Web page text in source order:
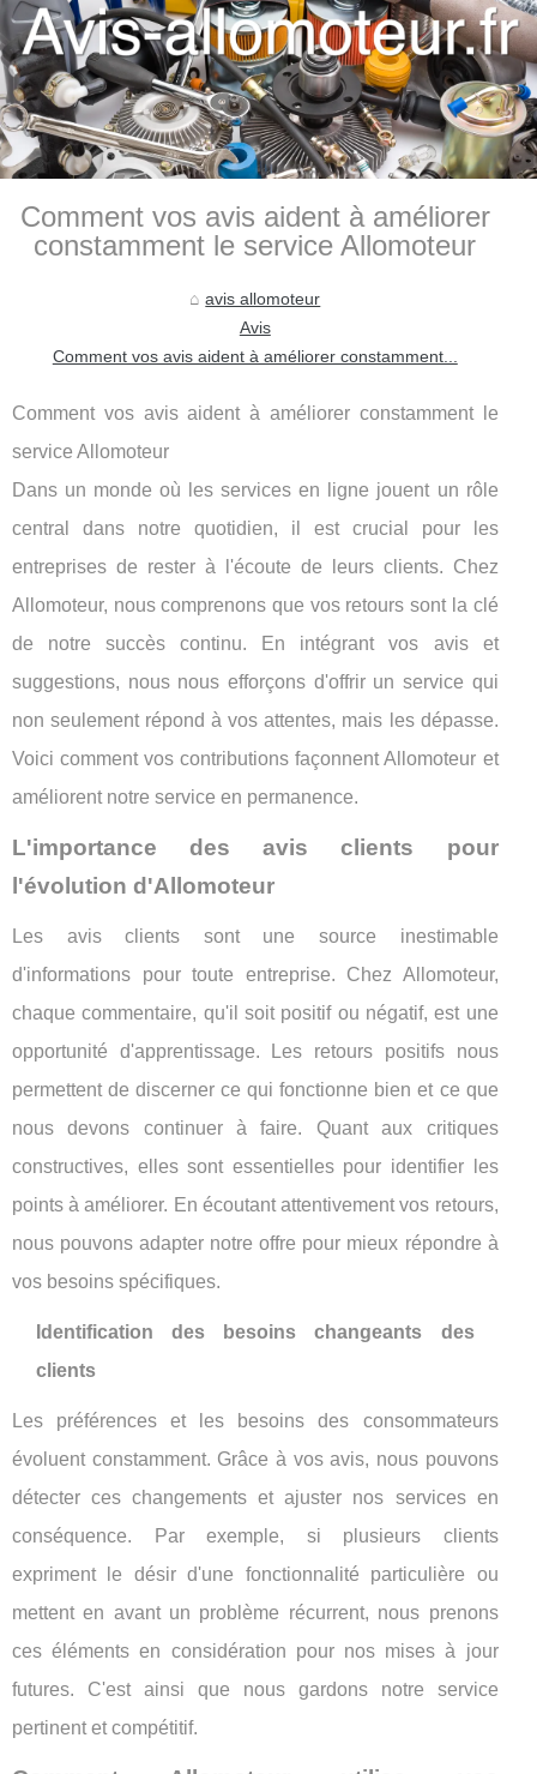
Comment vos avis aident à améliorer
constamment le service Allomoteur
avis allomoteur
Avis
Comment vos avis aident à améliorer constamment...
Comment vos avis aident à améliorer constamment le
service Allomoteur
Dans un monde où les services en ligne jouent un rôle
central dans notre quotidien, il est crucial pour les
entreprises de rester à l'écoute de leurs clients. Chez
Allomoteur, nous comprenons que vos retours sont la clé
de notre succès continu. En intégrant vos avis et
suggestions, nous nous efforçons d'offrir un service qui
non seulement répond à vos attentes, mais les dépasse.
Voici comment vos contributions façonnent Allomoteur et
améliorent notre service en permanence.
L'importance des avis clients pour
l'évolution d'Allomoteur
Les avis clients sont une source inestimable
d'informations pour toute entreprise. Chez Allomoteur,
chaque commentaire, qu'il soit positif ou négatif, est une
opportunité d'apprentissage. Les retours positifs nous
permettent de discerner ce qui fonctionne bien et ce que
nous devons continuer à faire. Quant aux critiques
constructives, elles sont essentielles pour identifier les
points à améliorer. En écoutant attentivement vos retours,
nous pouvons adapter notre offre pour mieux répondre à
vos besoins spécifiques.
Identification des besoins changeants des
clients
Les préférences et les besoins des consommateurs
évoluent constamment. Grâce à vos avis, nous pouvons
détecter ces changements et ajuster nos services en
conséquence. Par exemple, si plusieurs clients
expriment le désir d'une fonctionnalité particulière ou
mettent en avant un problème récurrent, nous prenons
ces éléments en considération pour nos mises à jour
futures. C'est ainsi que nous gardons notre service
pertinent et compétitif.